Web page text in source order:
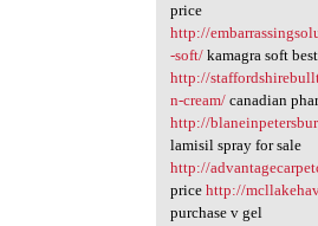
price
http://
-soft/kamagra soft
http://
n-cream/canadian
http://
lamisil spray for sale
http://
price http://
purchase v gel